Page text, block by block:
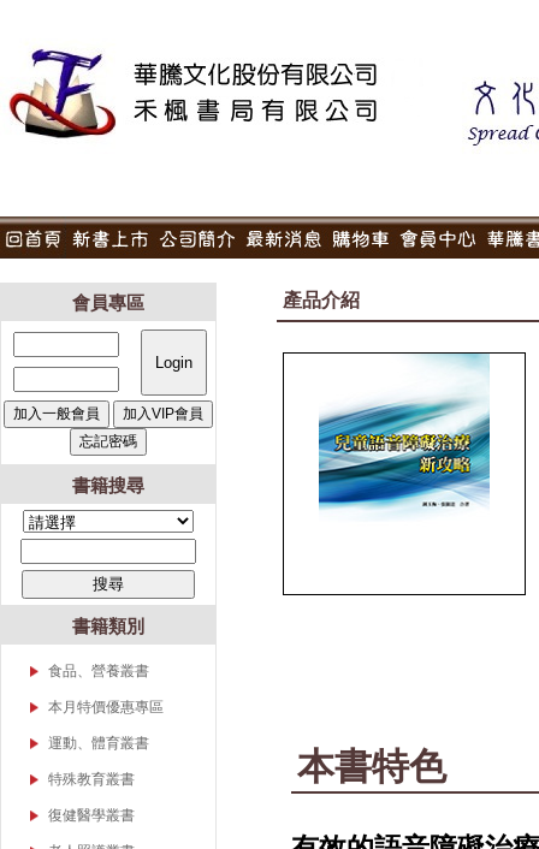
會員專區
書籍搜尋
書籍類別
食品、營養叢書
本月特價優惠專區
運動、體育叢書
特殊教育叢書
身心障礙系列
資賦優異系列
復健醫學叢書
產品介紹
本書特色